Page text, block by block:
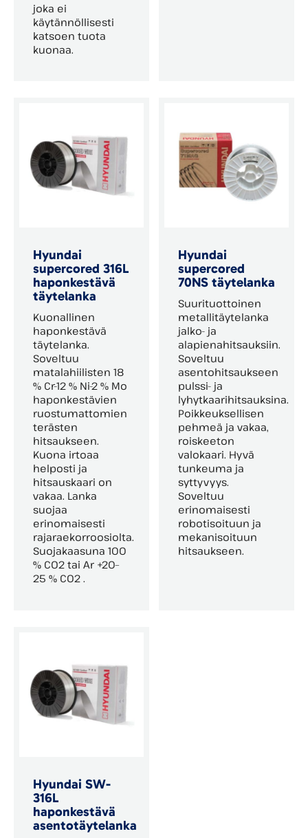
joka ei
käytännöllisesti
katsoen tuota
kuonaa.
Hyundai
supercored 316L
haponkestävä
täytelanka
Kuonallinen
haponkestävä
täytelanka.
Soveltuu
matalahiilisten 18
% Cr-12 % Ni-2 % Mo
haponkestävien
ruostumattomien
terästen
hitsaukseen.
Kuona irtoaa
helposti ja
hitsauskaari on
vakaa. Lanka
suojaa
erinomaisesti
rajaraekorroosiolta.
Suojakaasuna 100
% CO2 tai Ar +20–
25 % CO2 .
Hyundai
supercored
70NS täytelanka
Suurituottoinen
metallitäytelanka
jalko- ja
alapienahitsauksiin.
Soveltuu
asentohitsaukseen
pulssi- ja
lyhytkaarihitsauksina.
Poikkeuksellisen
pehmeä ja vakaa,
roiskeeton
valokaari. Hyvä
tunkeuma ja
syttyvyys.
Soveltuu
erinomaisesti
robotisoituun ja
mekanisoituun
hitsaukseen.
Hyundai SW-
316L
haponkestävä
asentotäytelanka